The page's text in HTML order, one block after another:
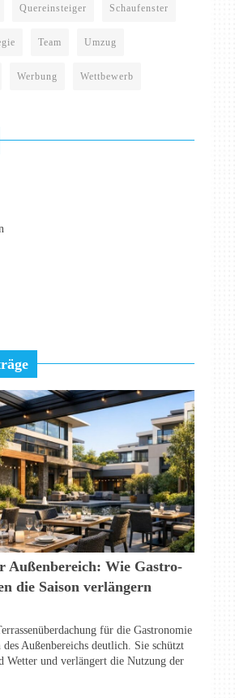
Quereinsteiger Schaufenster
Team Umzug
Werbung Wettbewerb
Außenbereich: Wie Gastro-
die Saison verlängern
für die Gastronomie
Außenbereichs deutlich. Sie schützt
Wetter und verlängert die Nutzung der